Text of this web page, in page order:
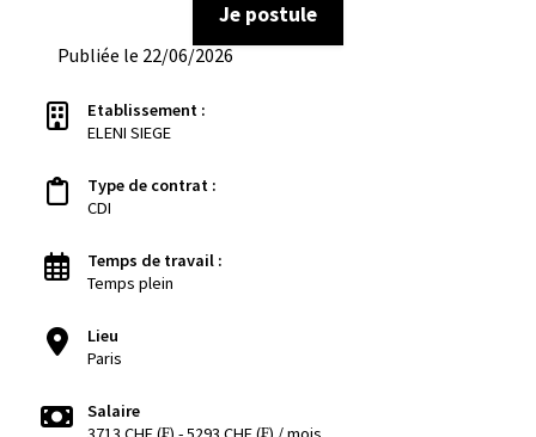
Je postule
Publiée le 22/06/2026
Etablissement :
ELENI SIEGE
Type de contrat :
CDI
Temps de travail :
Temps plein
Lieu
Paris
Salaire